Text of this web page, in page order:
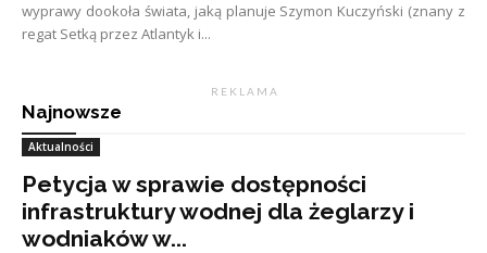
wyprawy dookoła świata, jaką planuje Szymon Kuczyński (znany z
regat Setką przez Atlantyk i...
R E K L A M A
Najnowsze
Aktualności
Petycja w sprawie dostępności
infrastruktury wodnej dla żeglarzy i
wodniaków w...